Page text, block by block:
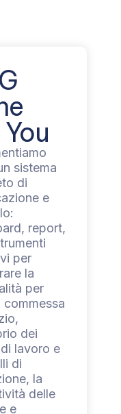
sistema
di
e
report,
per
la
per
commessa
dei
lavoro e
di
la
delle
e